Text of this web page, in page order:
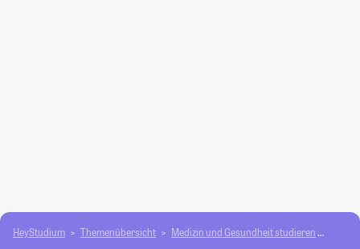
HeyStudium Themenübersicht Medizin und Gesundheit studieren